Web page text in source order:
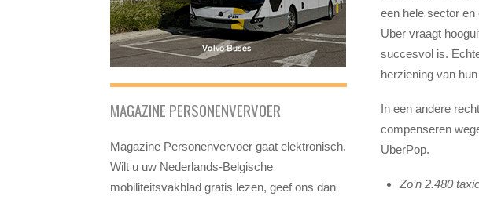
een hele sector en
Uber vraagt
succesvol is.
herziening van
In een andere
compenseren
UberPop.
Zo’n 2.480
MAGAZINE PERSONENVERVOER
Magazine Personenvervoer gaat elektronisch.
Wilt u uw Nederlands-Belgische
mobiliteitsvakblad gratis lezen, geef ons dan